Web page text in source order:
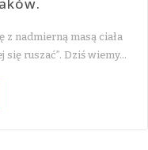
z nadmierną masą ciała
się ruszać”. Dziś wiemy…